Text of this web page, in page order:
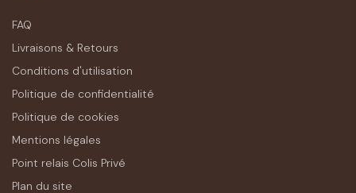
FAQ
Livraisons & Retours
Conditions d'utilisation
Politique de confidentialité
Politique de cookies
Mentions légales
Point relais Colis Privé
Plan du site